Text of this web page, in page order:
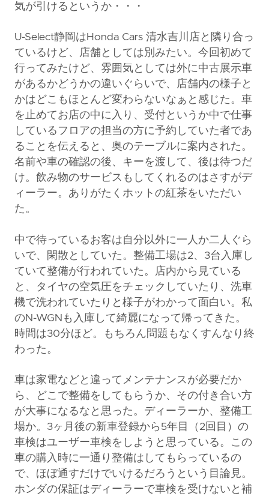
気が引けるというか・・・
U-Select静岡はHonda Cars 清水吉川店と隣り合っ
ているけど、店舗としては別みたい。今回初めて
行ってみたけど、雰囲気としては外に中古展示車
があるかどうかの違いぐらいで、店舗内の様子と
かはどこもほとんど変わらないなぁと感じた。車
を止めてお店の中に入り、受付というか中で仕事
しているフロアの担当の方に予約していた者であ
ることを伝えると、奥のテーブルに案内された。
名前や車の確認の後、キーを渡して、後は待つだ
け。飲み物のサービスもしてくれるのはさすがデ
ィーラー。ありがたくホットの紅茶をいただい
た。
中で待っているお客は自分以外に一人か二人ぐら
いで、閑散としていた。整備工場は2、3台入庫し
ていて整備が行われていた。店内から見ている
と、タイヤの空気圧をチェックしていたり、洗車
機で洗われていたりと様子がわかって面白い。私
のN-WGNも入庫して綺麗になって帰ってきた。
時間は30分ほど。もちろん問題もなくすんなり終
わった。
車は家電などと違ってメンテナンスが必要だか
ら、どこで整備をしてもらうか、その付き合い方
が大事になるなと思った。ディーラーか、整備工
場か。3ヶ月後の新車登録から5年目（2回目）の
車検はユーザー車検をしようと思っている。この
車の購入時に一通り整備はしてもらっているの
で、ほぼ通すだけでいけるだろうという目論見。
ホンダの保証はディーラーで車検を受けないと補